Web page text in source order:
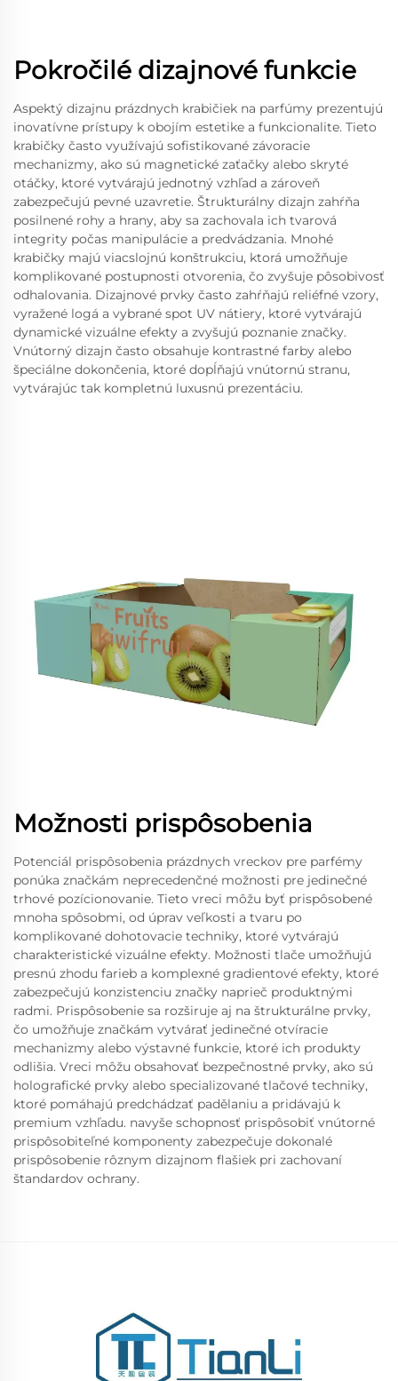
Pokročilé dizajnové funkcie
Aspektý dizajnu prázdnych krabičiek na parfúmy prezentujú
inovatívne prístupy k obojím estetike a funkcionalite. Tieto
krabičky často využívajú sofistikované závoracie
mechanizmy, ako sú magnetické zaťačky alebo skryté
otáčky, ktoré vytvárajú jednotný vzhľad a zároveň
zabezpečujú pevné uzavretie. Štrukturálny dizajn zahŕňa
posilnené rohy a hrany, aby sa zachovala ich tvarová
integrity počas manipulácie a predvádzania. Mnohé
krabičky majú viacslojnú konštrukciu, ktorá umožňuje
komplikované postupnosti otvorenia, čo zvyšuje pôsobivosť
odhalovania. Dizajnové prvky často zahŕňajú reliéfné vzory,
vyražené logá a vybrané spot UV nátiery, ktoré vytvárajú
dynamické vizuálne efekty a zvyšujú poznanie značky.
Vnútorný dizajn často obsahuje kontrastné farby alebo
špeciálne dokončenia, ktoré dopĺňajú vnútornú stranu,
vytvárajúc tak kompletnú luxusnú prezentáciu.
Možnosti prispôsobenia
Potenciál prispôsobenia prázdnych vreckov pre parfémy
ponúka značkám neprecedenčné možnosti pre jedinečné
trhové pozícionovanie. Tieto vreci môžu byť prispôsobené
mnoha spôsobmi, od úprav veľkosti a tvaru po
komplikované dohotovacie techniky, ktoré vytvárajú
charakteristické vizuálne efekty. Možnosti tlače umožňujú
presnú zhodu farieb a komplexné gradientové efekty, ktoré
zabezpečujú konzistenciu značky naprieč produktnými
radmi. Prispôsobenie sa rozširuje aj na štrukturálne prvky,
čo umožňuje značkám vytvárať jedinečné otvíracie
mechanizmy alebo výstavné funkcie, ktoré ich produkty
odlišia. Vreci môžu obsahovať bezpečnostné prvky, ako sú
holografické prvky alebo specializované tlačové techniky,
ktoré pomáhajú predchádzať padělaniu a pridávajú k
premium vzhľadu. navyše schopnosť prispôsobiť vnútorné
prispôsobiteľné komponenty zabezpečuje dokonalé
prispôsobenie rôznym dizajnom flašiek pri zachovaní
štandardov ochrany.